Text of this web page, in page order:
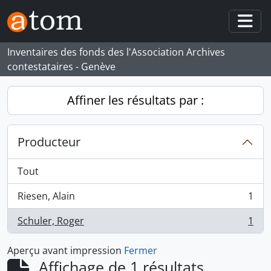
Skip to main content
Inventaires des fonds des l'Association Archives
contestataires - Genève
Affiner les résultats par :
Producteur
Tout
Riesen, Alain
, 1 résultats
1
Schuler, Roger
, 1 résultats 1
Aperçu avant impression Fermer
Affichage de 1 résultats